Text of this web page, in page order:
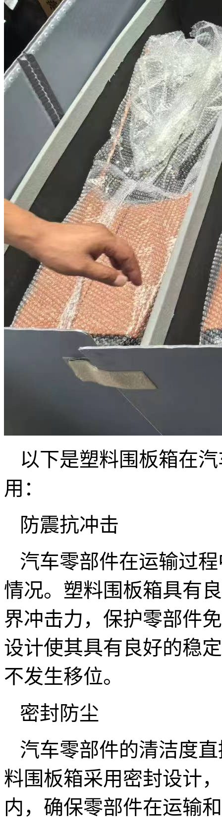
以下是塑料围板箱在
用：
防震抗冲击
汽车零部件在运输过
情况。塑料围板箱具有
界冲击力，保护零部件
设计使其具有良好的稳
不发生移位。
密封防尘
汽车零部件的清洁度
料围板箱采用密封设计
内，确保零部件在运输